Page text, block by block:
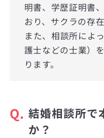
明書、学歴証明書
おり、サクラの存
また、相談所によ
護士などの士業）
ります。
Q. 結婚相談所で
か？